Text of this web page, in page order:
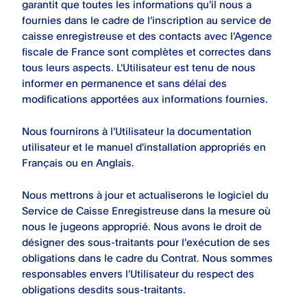
garantit que toutes les informations qu'il nous a
fournies dans le cadre de l'inscription au service de
caisse enregistreuse et des contacts avec l'Agence
fiscale de France sont complètes et correctes dans
tous leurs aspects. L'Utilisateur est tenu de nous
informer en permanence et sans délai des
modifications apportées aux informations fournies.
Nous fournirons à l'Utilisateur la documentation
utilisateur et le manuel d'installation appropriés en
Français ou en Anglais.
Nous mettrons à jour et actualiserons le logiciel du
Service de Caisse Enregistreuse dans la mesure où
nous le jugeons approprié. Nous avons le droit de
désigner des sous-traitants pour l'exécution de ses
obligations dans le cadre du Contrat. Nous sommes
responsables envers l'Utilisateur du respect des
obligations desdits sous-traitants.